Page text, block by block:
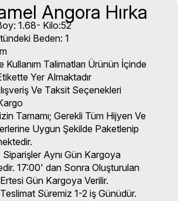
Angora Hırka
1.68- Kilo:52
Beden: 1
Kullanım Talimatları Ürünün İçinde
Yer Almaktadır
Ve Taksit Seçenekleri
Tamamı; Gerekli Tüm Hijyen Ve
Uygun Şekilde Paketlenip
Aynı Gün Kargoya
17:00' dan Sonra Oluşturulan
Gün Kargoya Verilir.
Süremiz 1-2 iş Günüdür.